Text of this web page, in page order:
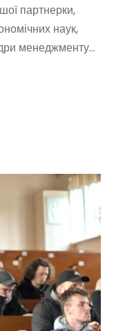
партнерки,
наук,
менеджменту...